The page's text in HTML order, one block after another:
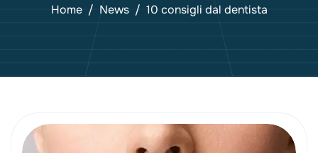
Home News 10 consigli dal dentista